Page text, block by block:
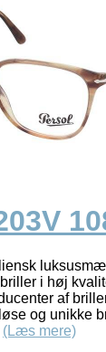
i høj
af
og unikke
(Læs mere)